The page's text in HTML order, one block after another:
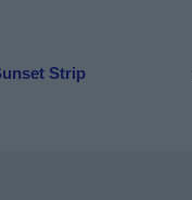
Strip